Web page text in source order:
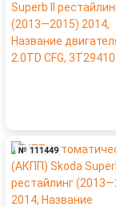
№ 111449